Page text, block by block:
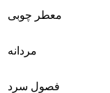
معطر چوبی
مردانه
فصول سرد